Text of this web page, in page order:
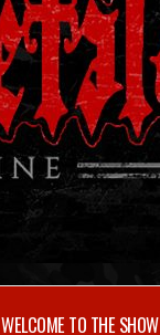
WELCOME TO THE SHOW